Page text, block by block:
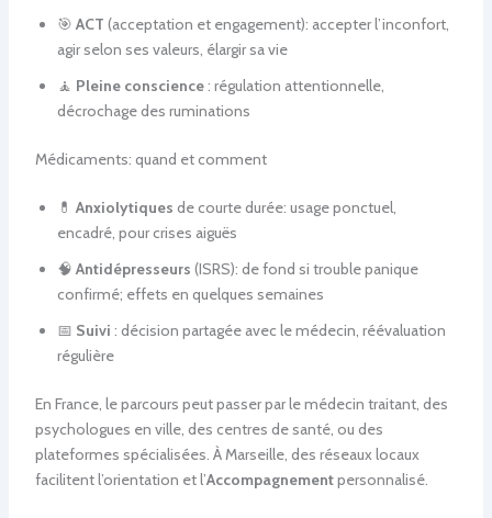
🎯 ACT (acceptation et engagement): accepter l’inconfort,
agir selon ses valeurs, élargir sa vie
🧘 Pleine conscience: régulation attentionnelle,
décrochage des ruminations
Médicaments: quand et comment
💊 Anxiolytiques de courte durée: usage ponctuel,
encadré, pour crises aiguës
🧠 Antidépresseurs (ISRS): de fond si trouble panique
confirmé; effets en quelques semaines
📅 Suivi : décision partagée avec le médecin, réévaluation
régulière
En France, le parcours peut passer par le médecin traitant, des
psychologues en ville, des centres de santé, ou des
plateformes spécialisées. À Marseille, des réseaux locaux
facilitent l’orientation et l’Accompagnementpersonnalisé.